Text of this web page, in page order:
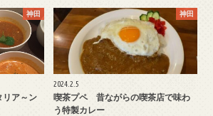
神田
ア～ン
神田
2024.2.5
喫茶プペ 昔ながらの喫茶店で味わ
う特製カレー